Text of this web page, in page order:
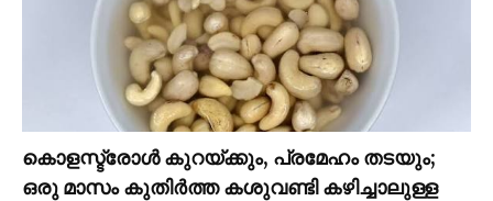
കൊളസ്ട്രോള്‍ കുറയ്ക്കും, പ്രമേഹം തടയും;
ഒരു മാസം കുതിര്‍ത്ത കശുവണ്ടി കഴിച്ചാലുള്ള